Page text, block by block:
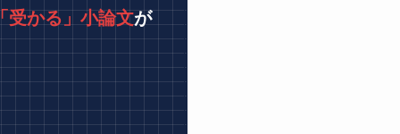
受かる」小論文が